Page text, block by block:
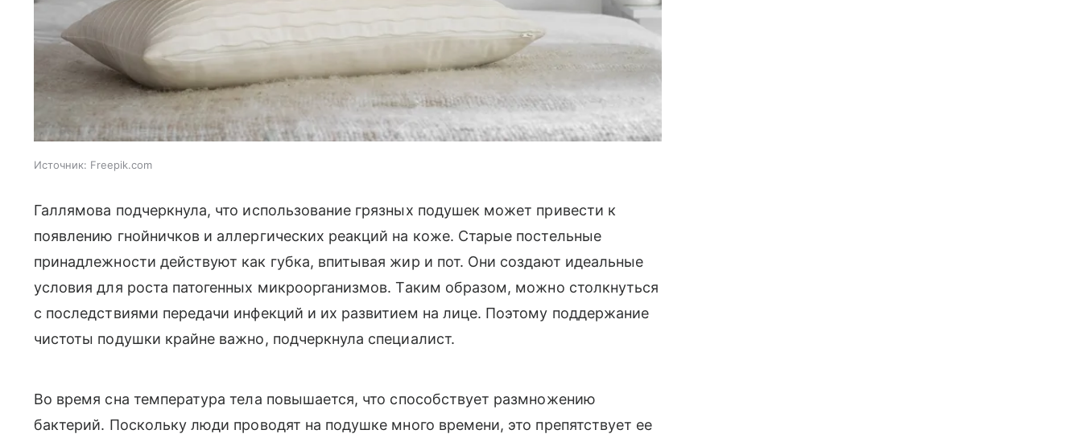
Источник: Freepik.com
Галлямова подчеркнула, что использование грязных подушек может привести к
появлению гнойничков и аллергических реакций на коже. Старые постельные
принадлежности действуют как губка, впитывая жир и пот. Они создают идеальные
условия для роста патогенных микроорганизмов. Таким образом, можно столкнуться
с последствиями передачи инфекций и их развитием на лице. Поэтому поддержание
чистоты подушки крайне важно, подчеркнула специалист.
Во время сна температура тела повышается, что способствует размножению
бактерий. Поскольку люди проводят на подушке много времени, это препятствует ее